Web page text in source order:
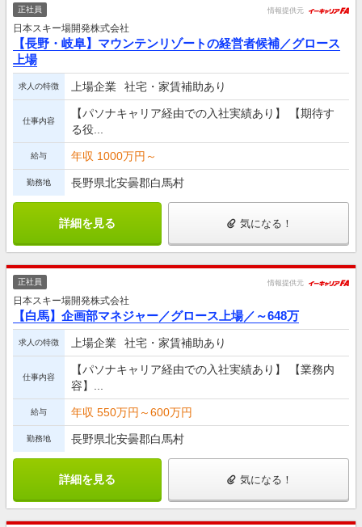
正社員 情報提供元
日本スキー場開発株式会社
【長野・岐阜】マウンテンリゾートの経営者候補／グロース
上場
求人の特徴 上場企業 社宅・家賃補助あり
仕事内容
【パソナキャリア経由での入社実績あり】 【期待す
る役...
給与 年収 1000万円～
勤務地 長野県北安曇郡白馬村
詳細を見る 気になる！
正社員 情報提供元
日本スキー場開発株式会社
【白馬】企画部マネジャー／グロース上場／～648万
求人の特徴 上場企業 社宅・家賃補助あり
仕事内容
【パソナキャリア経由での入社実績あり】 【業務内
容】...
給与 年収 550万円～600万円
勤務地 長野県北安曇郡白馬村
詳細を見る 気になる！